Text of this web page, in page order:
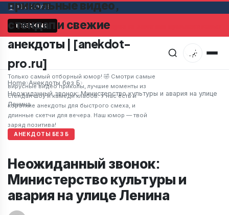
09.08.2026
BREAKINGМужчина в супермаркете заметил
прикольные видео,
стендап и свежие
анекдоты | [anekdot-
pro.ru]
Только самый отборный юмор! 🤣 Смотри самые
вирусные видео приколы, лучшие моменты из
стендап шоу и камеди клабов. У нас есть и
короткие анекдоты для быстрого смеха, и
длинные скетчи для вечера. Наш юмор — твой
заряд позитива!
Home›Анекдоты без Б›
Неожиданный звонок: Министерство культуры и авария на улице
Ленина
АНЕКДОТЫ БЕЗ Б
Неожиданный звонок:
Министерство культуры и
авария на улице Ленина